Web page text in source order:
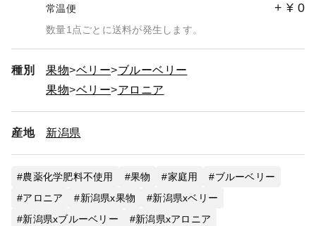
常温便 + ¥ 0
数量1点ごとに送料が発生します。
種別 果物 ベリー
ブルーベリー
果物
ベリー アロニア
産地 新潟県
農薬化学肥料不使用 果物 家庭用
ブルーベリー
アロニア
新潟県x果物
新潟県xベリー
新潟県xブルーベリー
新潟県xアロニア